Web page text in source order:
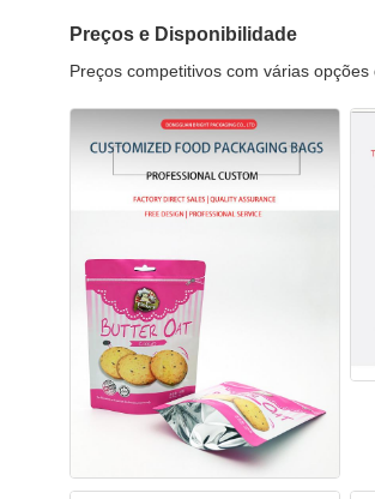
Preços e Disponibilidade
Preços competitivos com várias